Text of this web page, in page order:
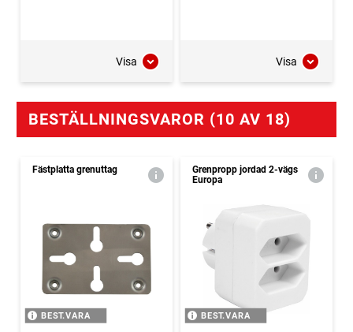
Visa Visa
BESTÄLLNINGSVAROR (10 AV 18)
Fästplatta grenuttag
BEST.VARA
Grenpropp jordad 2-vägs
Europa
BEST.VARA